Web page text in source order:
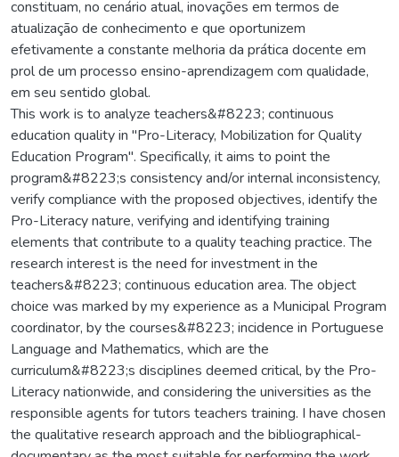
constituam, no cenário atual, inovações em termos de
atualização de conhecimento e que oportunizem
efetivamente a constante melhoria da prática docente em
prol de um processo ensino-aprendizagem com qualidade,
em seu sentido global.
This work is to analyze teachers&#8223; continuous
education quality in "Pro-Literacy, Mobilization for Quality
Education Program". Specifically, it aims to point the
program&#8223;s consistency and/or internal inconsistency,
verify compliance with the proposed objectives, identify the
Pro-Literacy nature, verifying and identifying training
elements that contribute to a quality teaching practice. The
research interest is the need for investment in the
teachers&#8223; continuous education area. The object
choice was marked by my experience as a Municipal Program
coordinator, by the courses&#8223; incidence in Portuguese
Language and Mathematics, which are the
curriculum&#8223;s disciplines deemed critical, by the Pro-
Literacy nationwide, and considering the universities as the
responsible agents for tutors teachers training. I have chosen
the qualitative research approach and the bibliographical-